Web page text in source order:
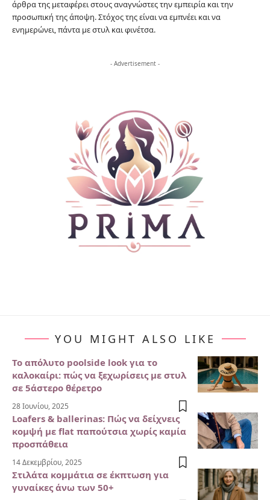
άρθρα της μεταφέρει στους αναγνώστες την εμπειρία και την
προσωπική της άποψη. Στόχος της είναι να εμπνέει και να
ενημερώνει, πάντα με στυλ και φινέτσα.
- Advertisement -
YOU MIGHT ALSO LIKE
Το απόλυτο poolside look για το
καλοκαίρι: πώς να ξεχωρίσεις με στυλ
σε 5άστερο θέρετρο
28 Ιουνίου, 2025
Loafers & ballerinas: Πώς να δείχνεις
κομψή με flat παπούτσια χωρίς καμία
προσπάθεια
14 Δεκεμβρίου, 2025
Στιλάτα κομμάτια σε έκπτωση για
γυναίκες άνω των 50+